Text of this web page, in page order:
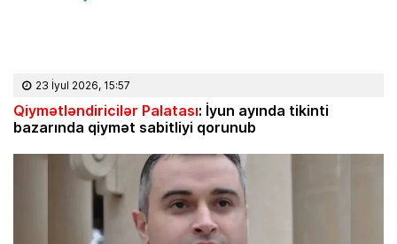
23 İyul 2026, 15:57
Qiymətləndiricilər Palatası: İyun ayında tikinti
bazarında qiymət sabitliyi qorunub